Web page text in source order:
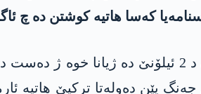
کەسا هاتیە کوشتن دە چ
د داخویانیێ دە ھاتە دیارکرن کو رۆشنا
یێن دەولەتا ترکیێ هاتیە